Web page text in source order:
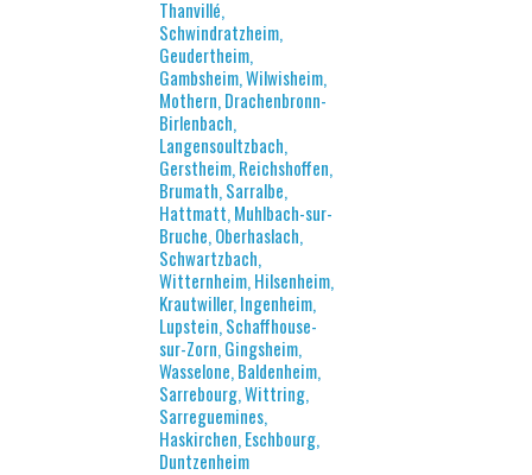
Thanvillé,
Schwindratzheim,
Geudertheim,
Gambsheim, Wilwisheim,
Mothern, Drachenbronn-
Birlenbach,
Langensoultzbach,
Gerstheim, Reichshoffen,
Brumath, Sarralbe,
Hattmatt, Muhlbach-sur-
Bruche, Oberhaslach,
Schwartzbach,
Witternheim, Hilsenheim,
Krautwiller, Ingenheim,
Lupstein, Schaffhouse-
sur-Zorn, Gingsheim,
Wasselone, Baldenheim,
Sarrebourg, Wittring,
Sarreguemines,
Haskirchen, Eschbourg,
Duntzenheim